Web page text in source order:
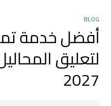
BLOG
أفضل خدمة
2027